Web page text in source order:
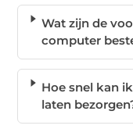
Wat zijn de
computer
Hoe snel kan
laten